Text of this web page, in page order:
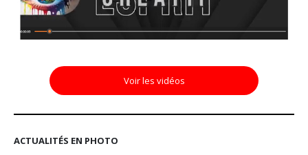
Voir les vidéos
ACTUALITÉS EN PHOTO